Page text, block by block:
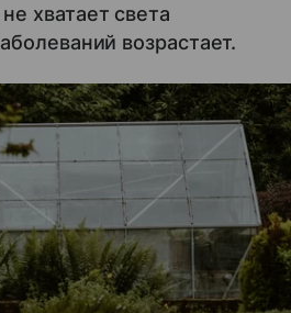
хватает света
возрастает.